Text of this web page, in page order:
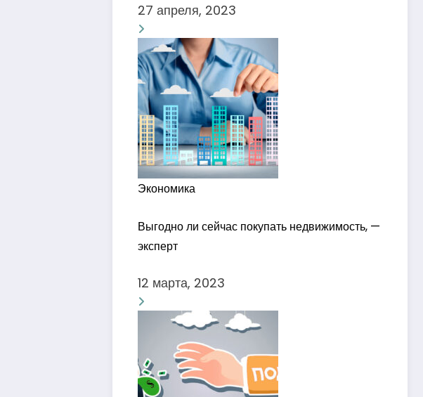
27 апреля, 2023
Экономика
Выгодно ли сейчас покупать недвижимость, —
эксперт
12 марта, 2023